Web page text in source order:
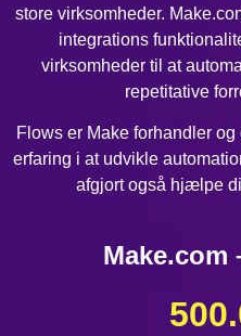
store virksomheder.
integrations
virksomheder til at
repetitative
Flows er Make forhandler
erfaring i at udvikle
afgjort også hjælpe
Make.com